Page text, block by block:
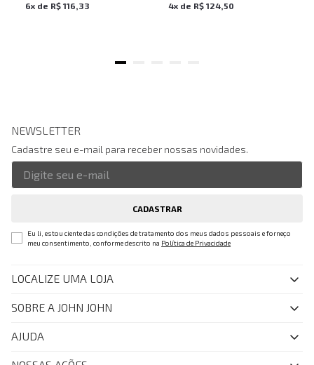
6x de R$ 116,33 4x de R$ 124,50
NEWSLETTER
Cadastre seu e-mail para receber nossas novidades.
CADASTRAR
Eu li, estou ciente das condições de tratamento dos meus dados pessoais e forneço
meu consentimento, conforme descrito na Política de Privacidade
LOCALIZE UMA LOJA
SOBRE A JOHN JOHN
Quem Somos
AJUDA
FAQ